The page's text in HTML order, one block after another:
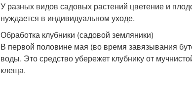
У разных видов садовых растений цветение и
нуждается в индивидуальном уходе.
Обработка клубники (садовой земляники)
В первой половине мая (во время завязывания
воды. Это средство убережет клубнику от
клеща.